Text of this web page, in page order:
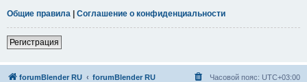
Общие правила | Соглашение о конфиденциальности
Регистрация
forumBlender RU forumBlender RU Часовой пояс: UTC+03:00